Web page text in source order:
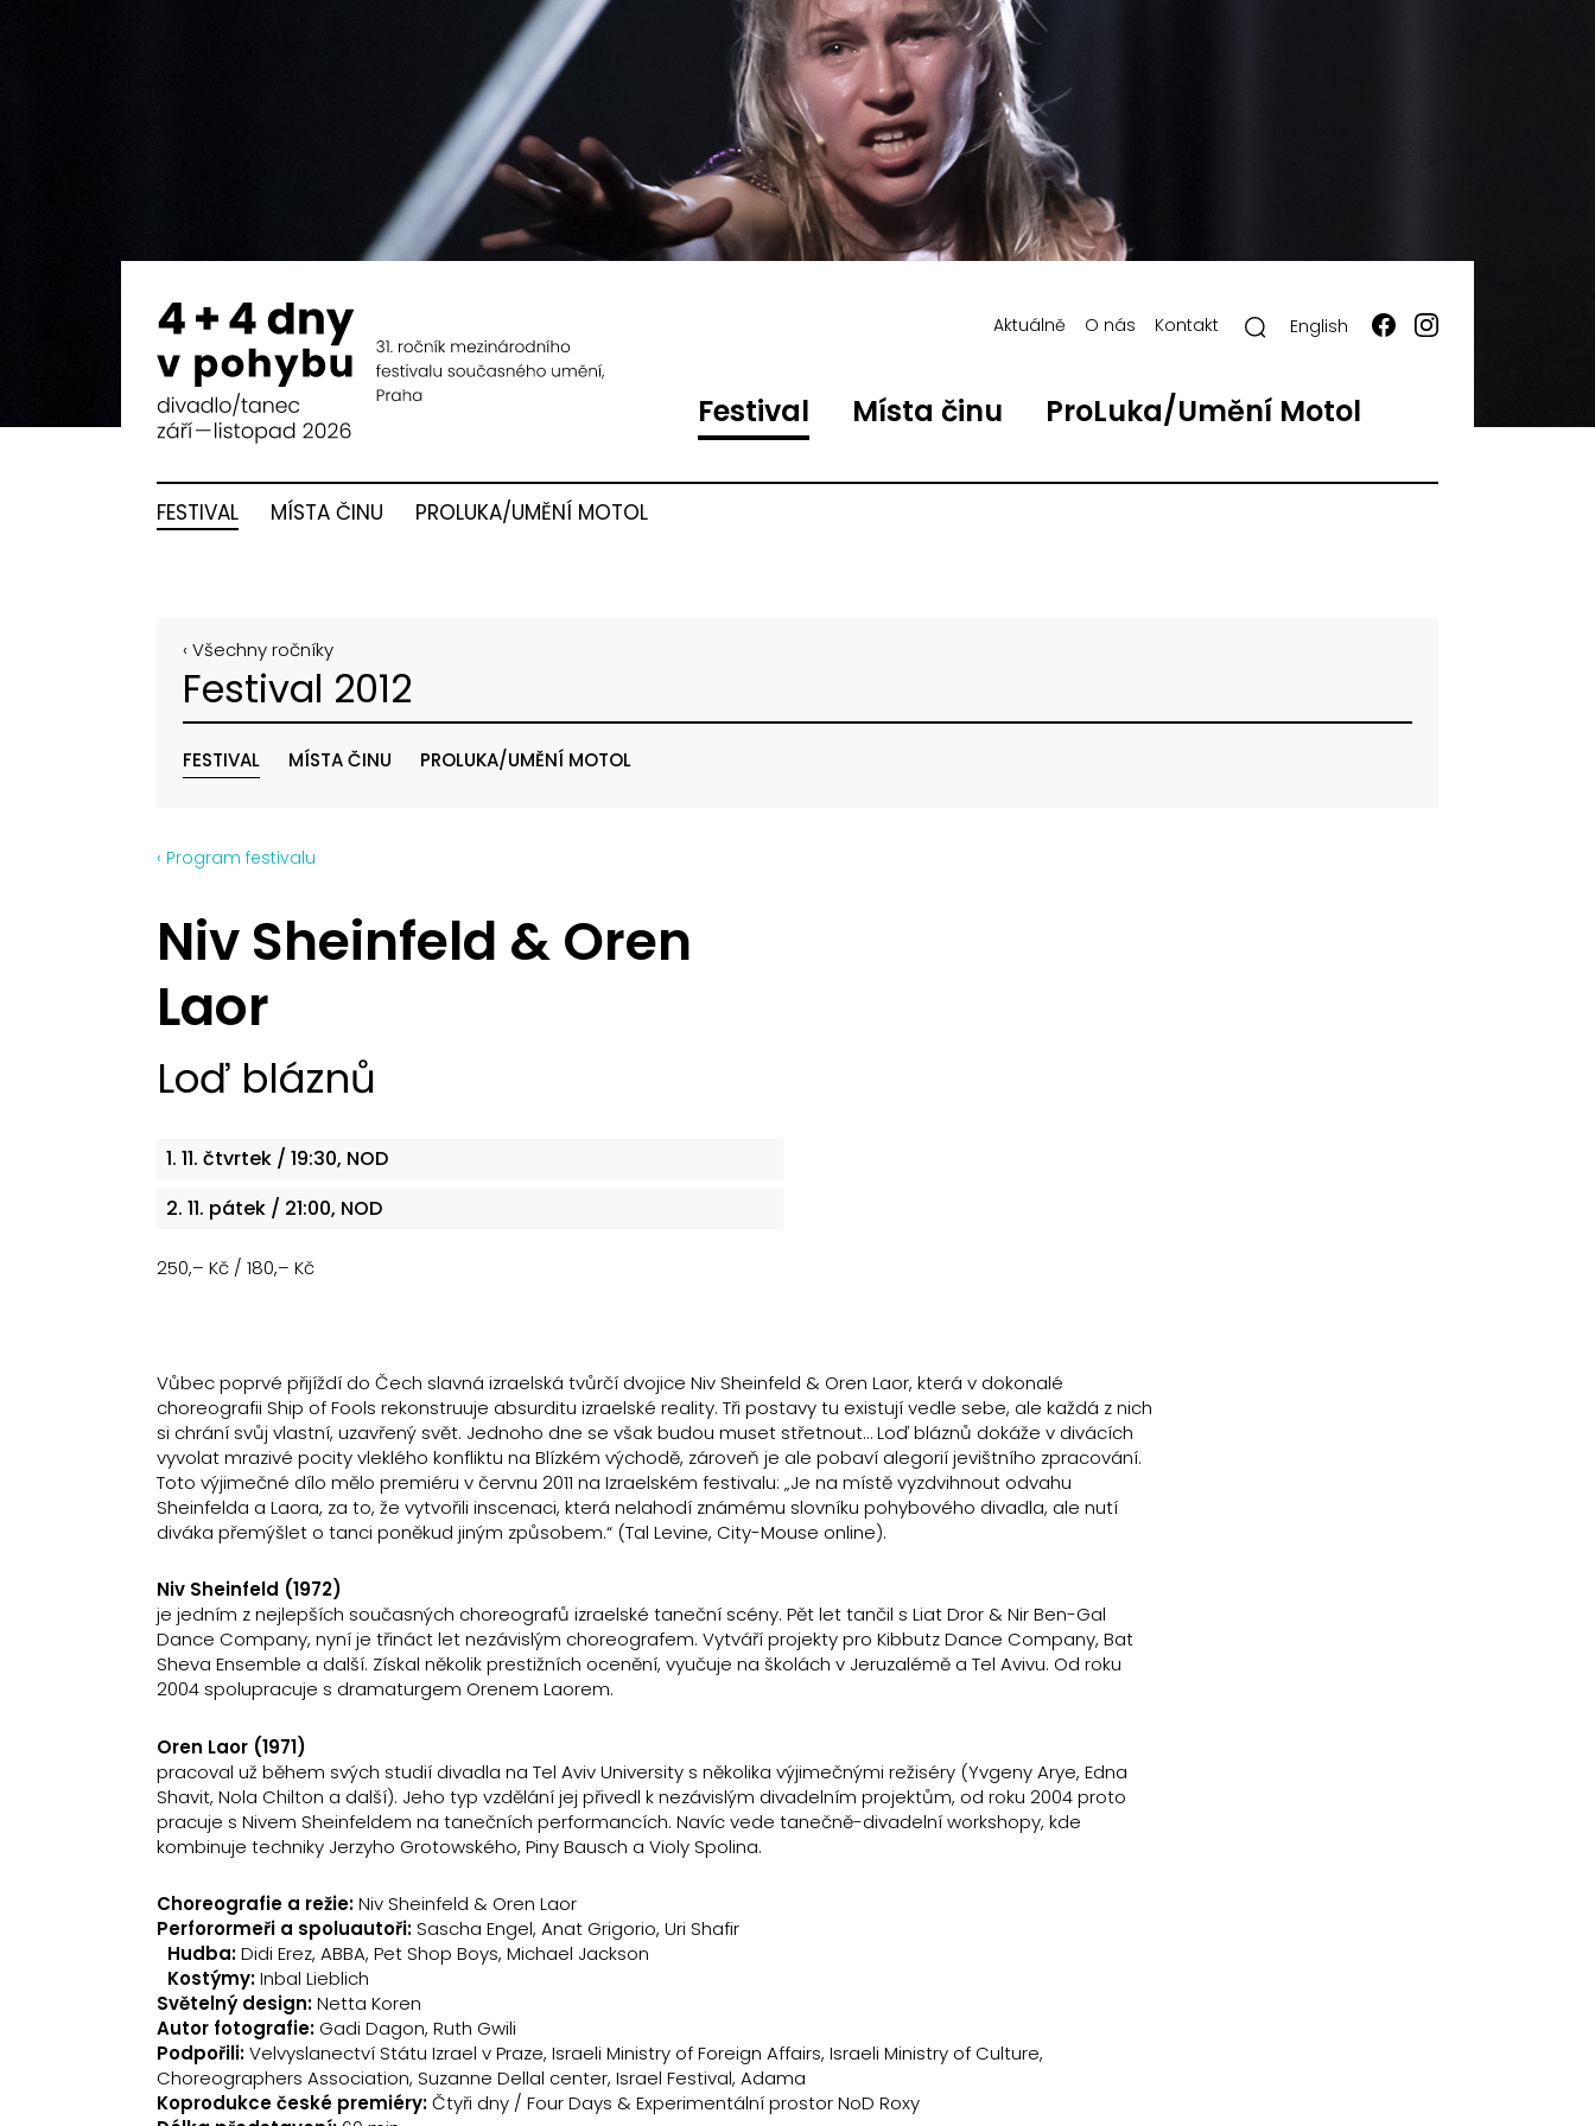
Festival Místa činu ProLuka/Umění Motol
Aktuálně O nás Kontakt English
FESTIVAL MÍSTA ČINU PROLUKA/UMĚNÍ MOTOL
‹ Všechny ročníky
Festival 2012
FESTIVAL MÍSTA ČINU PROLUKA/UMĚNÍ MOTOL
‹ Program festivalu
Niv Sheinfeld & Oren
Laor
Loď bláznů
1. 11. čtvrtek / 19:30, NOD
2. 11. pátek / 21:00, NOD
250,– Kč / 180,– Kč
Vůbec poprvé přijíždí do Čech slavná izraelská tvůrčí dvojice Niv Sheinfeld & Oren Laor, která v dokonalé
choreografii Ship of Fools rekonstruuje absurditu izraelské reality. Tři postavy tu existují vedle sebe, ale každá z nich
si chrání svůj vlastní, uzavřený svět. Jednoho dne se však budou muset střetnout… Loď bláznů dokáže v divácích
vyvolat mrazivé pocity vleklého konfliktu na Blízkém východě, zároveň je ale pobaví alegorií jevištního zpracování.
Toto výjimečné dílo mělo premiéru v červnu 2011 na Izraelském festivalu: „Je na místě vyzdvihnout odvahu
Sheinfelda a Laora, za to, že vytvořili inscenaci, která nelahodí známému slovníku pohybového divadla, ale nutí
diváka přemýšlet o tanci poněkud jiným způsobem.“ (Tal Levine, City-Mouse online).
Niv Sheinfeld (1972)
je jedním z nejlepších současných choreografů izraelské taneční scény. Pět let tančil s Liat Dror & Nir Ben-Gal
Dance Company, nyní je třináct let nezávislým choreografem. Vytváří projekty pro Kibbutz Dance Company, Bat
Sheva Ensemble a další. Získal několik prestižních ocenění, vyučuje na školách v Jeruzalémě a Tel Avivu. Od roku
2004 spolupracuje s dramaturgem Orenem Laorem.
Oren Laor (1971)
pracoval už během svých studií divadla na Tel Aviv University s několika výjimečnými režiséry (Yvgeny Arye, Edna
Shavit, Nola Chilton a další). Jeho typ vzdělání jej přivedl k nezávislým divadelním projektům, od roku 2004 proto
pracuje s Nivem Sheinfeldem na tanečních performancích. Navíc vede tanečně-divadelní workshopy, kde
kombinuje techniky Jerzyho Grotowského, Piny Bausch a Violy Spolina.
Choreografie a režie:Niv Sheinfeld & Oren Laor
Perforormeři a spoluautoři:Sascha Engel, Anat Grigorio, Uri Shafir
Hudba:Didi Erez, ABBA, Pet Shop Boys, Michael Jackson
Kostýmy:Inbal Lieblich
Světelný design:Netta Koren
Autor fotografie: Gadi Dagon, Ruth Gwili
Podpořili:Velvyslanectví Státu Izrael v Praze, Israeli Ministry of Foreign Affairs, Israeli Ministry of Culture,
Choreographers Association, Suzanne Dellal center, Israel Festival, Adama
Koprodukce české premiéry:Čtyři dny / Four Days & Experimentální prostor NoD Roxy